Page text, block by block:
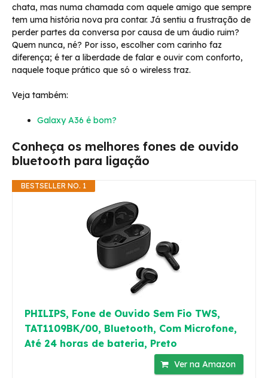
chata, mas numa chamada com aquele amigo que sempre
tem uma história nova pra contar. Já sentiu a frustração de
perder partes da conversa por causa de um áudio ruim?
Quem nunca, né? Por isso, escolher com carinho faz
diferença; é ter a liberdade de falar e ouvir com conforto,
naquele toque prático que só o wireless traz.
Veja também:
Galaxy A36 é bom?
Conheça os melhores fones de ouvido
bluetooth para ligação
BESTSELLER NO. 1
PHILIPS, Fone de Ouvido Sem Fio TWS,
TAT1109BK/00, Bluetooth, Com Microfone,
Até 24 horas de bateria, Preto
Ver na Amazon